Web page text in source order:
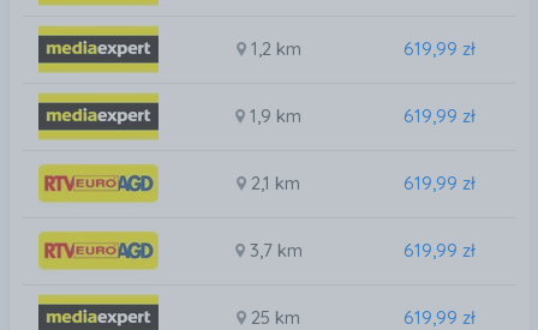
1,2 km 619,99 zł
1,9 km 619,99 zł
2,1 km 619,99 zł
3,7 km 619,99 zł
25 km 619,99 zł